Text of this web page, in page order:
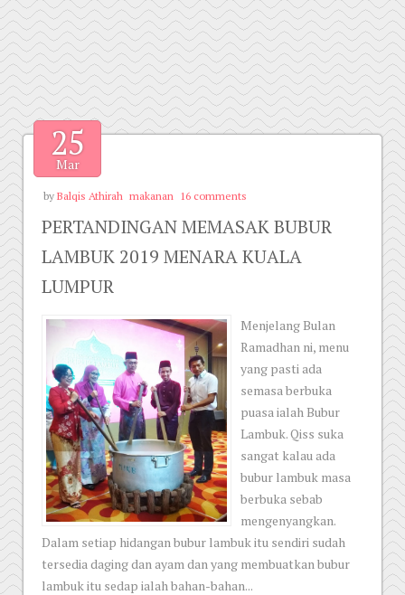
25
Mar
by Balqis Athirah makanan 16 comments
PERTANDINGAN MEMASAK BUBUR
LAMBUK 2019 MENARA KUALA
LUMPUR
Menjelang Bulan
Ramadhan ni, menu
yang pasti ada
semasa berbuka
puasa ialah Bubur
Lambuk. Qiss suka
sangat kalau ada
bubur lambuk masa
berbuka sebab
mengenyangkan.
Dalam setiap hidangan bubur lambuk itu sendiri sudah
tersedia daging dan ayam dan yang membuatkan bubur
lambuk itu sedap ialah bahan-bahan...